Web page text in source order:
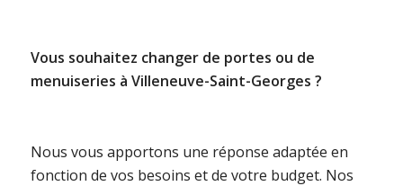
Vous souhaitez changer de portes ou de
menuiseries à Villeneuve-Saint-Georges ?
Nous vous apportons une réponse adaptée en
fonction de vos besoins et de votre budget. Nos